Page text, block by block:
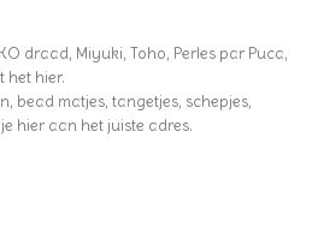
draad, Miyuki, Toho, Perles par Puca,
het hier.
bead matjes, tangetjes, schepjes,
hier aan het juiste adres.